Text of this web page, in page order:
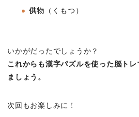
供物 （くもつ）
いかがだったでしょうか？
これからも漢字パズルを使った脳ト
ましょう。
次回もお楽しみに！